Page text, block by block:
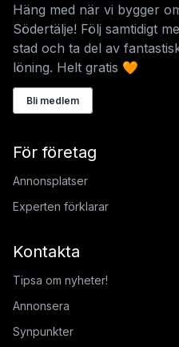
Häng med när vi bygger
Södertälje! Följ samtidigt
stad och ta del av
löning. Helt gratis 🧡
Bli medlem
För företag
Annonsplatser
Experten förklarar
Kontakta
Tipsa om nyheter!
Annonsera
Synpunkter